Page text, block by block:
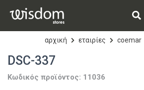
αρχική εταιρίες coemar
DSC-337
Κωδικός προϊόντος: 11036